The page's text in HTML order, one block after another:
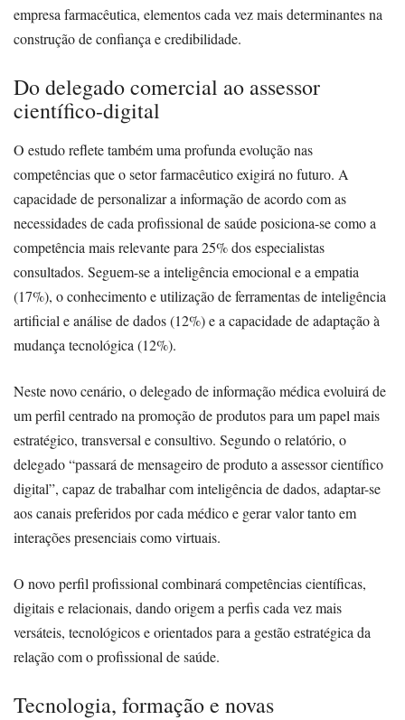
empresa farmacêutica, elementos cada vez mais determinantes na
construção de confiança e credibilidade.
Do delegado comercial ao assessor
científico-digital
O estudo reflete também uma profunda evolução nas
competências que o setor farmacêutico exigirá no futuro. A
capacidade de personalizar a informação de acordo com as
necessidades de cada profissional de saúde posiciona-se como a
competência mais relevante para 25% dos especialistas
consultados. Seguem-se a inteligência emocional e a empatia
(17%), o conhecimento e utilização de ferramentas de inteligência
artificial e análise de dados (12%) e a capacidade de adaptação à
mudança tecnológica (12%).
Neste novo cenário, o delegado de informação médica evoluirá de
um perfil centrado na promoção de produtos para um papel mais
estratégico, transversal e consultivo. Segundo o relatório, o
delegado “passará de mensageiro de produto a assessor científico
digital”, capaz de trabalhar com inteligência de dados, adaptar-se
aos canais preferidos por cada médico e gerar valor tanto em
interações presenciais como virtuais.
O novo perfil profissional combinará competências científicas,
digitais e relacionais, dando origem a perfis cada vez mais
versáteis, tecnológicos e orientados para a gestão estratégica da
relação com o profissional de saúde.
Tecnologia, formação e novas